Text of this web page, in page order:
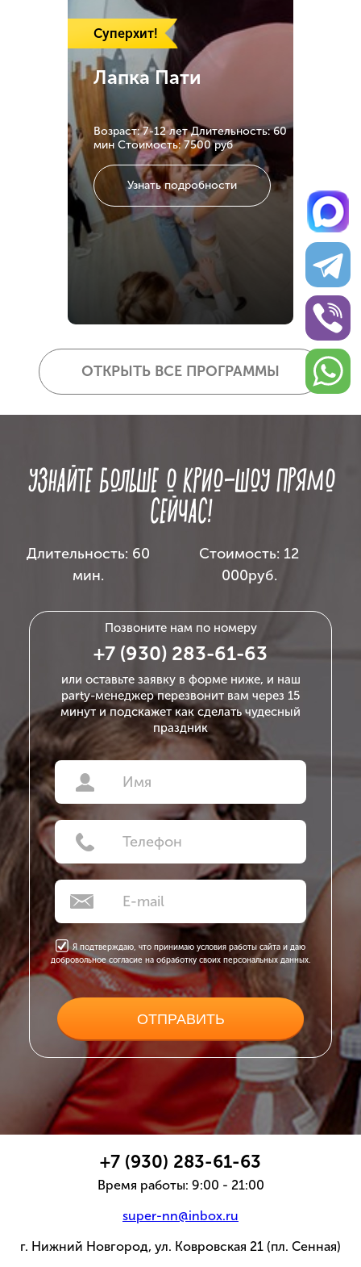
Суперхит!
Лапка Пати
Возраст: 7-12 летДлительность: 60
мин Стоимость: 7500 руб
Узнать подробности
ОТКРЫТЬ ВСЕ ПРОГРАММЫ
УЗНАЙТЕ БОЛЬШЕ О КРИО-ШОУ ПРЯМО
СЕЙЧАС!
Длительность: 60
мин.
Стоимость: 12
000руб.
Позвоните нам по номеру
+7 (930) 283-61-63
или оставьте заявку в форме ниже, и наш
party-менеджер перезвонит вам через 15
минут и подскажет как сделать чудесный
праздник
Я подтверждаю, что принимаю условия работы сайта и даю
добровольное согласие на обработку своих персональных данных.
+7 (930) 283-61-63
Время работы: 9:00 - 21:00
super-nn@inbox.ru
г. Нижний Новгород, ул. Ковровская 21 (пл. Сенная)